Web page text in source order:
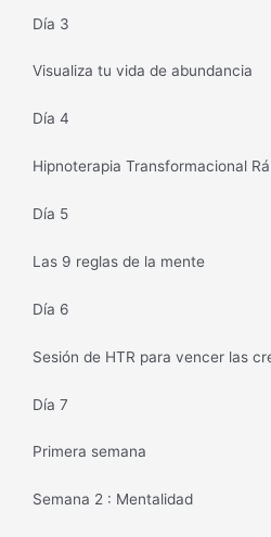
Día 3
Visualiza tu vida de abundancia
Día 4
Hipnoterapia Transformacional
Día 5
Las 9 reglas de la mente
Día 6
Sesión de HTR para vencer las
Día 7
Primera semana
Semana 2 : Mentalidad